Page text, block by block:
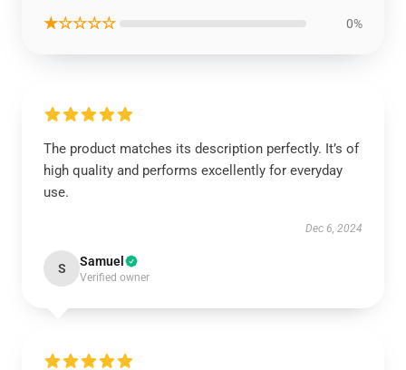
★☆☆☆☆ 0%
The product matches its description perfectly. It’s of
high quality and performs excellently for everyday
use.
Dec 6, 2024
S Samuel
Verified owner